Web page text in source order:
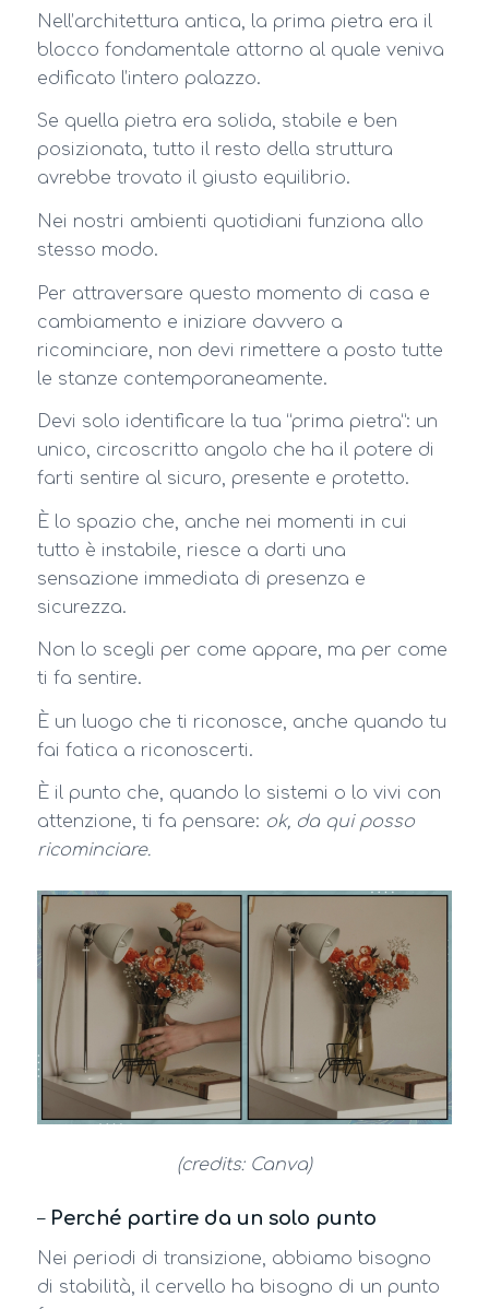
Nell’architettura antica, la prima pietra era il
blocco fondamentale attorno al quale veniva
edificato l’intero palazzo.
Se quella pietra era solida, stabile e ben
posizionata, tutto il resto della struttura
avrebbe trovato il giusto equilibrio.
Nei nostri ambienti quotidiani funziona allo
stesso modo.
Per attraversare questo momento di casa e
cambiamento e iniziare davvero a
ricominciare, non devi rimettere a posto tutte
le stanze contemporaneamente.
Devi solo identificare la tua “prima pietra”: un
unico, circoscritto angolo che ha il potere di
farti sentire al sicuro, presente e protetto.
È lo spazio che, anche nei momenti in cui
tutto è instabile, riesce a darti una
sensazione immediata di presenza e
sicurezza.
Non lo scegli per come appare, ma per come
ti fa sentire.
È un luogo che ti riconosce, anche quando tu
fai fatica a riconoscerti.
È il punto che, quando lo sistemi o lo vivi con
attenzione, ti fa pensare: ok, da qui posso
ricominciare.
(credits: Canva)
– Perché partire da un solo punto
Nei periodi di transizione, abbiamo bisogno
di stabilità, il cervello ha bisogno di un punto